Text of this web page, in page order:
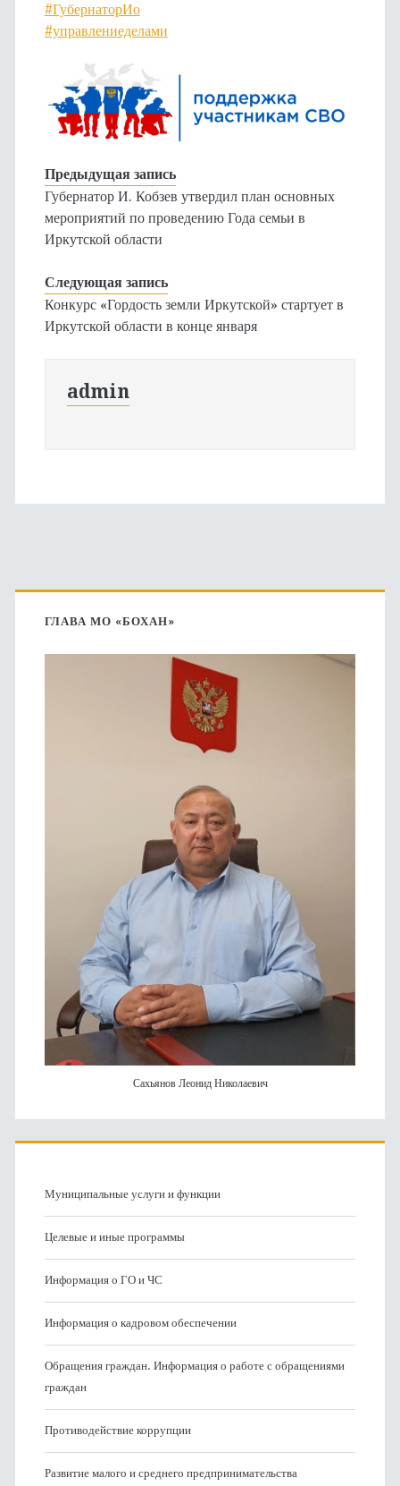
#ГубернаторИо
#управлениеделами
Предыдущая запись
Губернатор И. Кобзев утвердил план основных
мероприятий по проведению Года семьи в
Иркутской области
Следующая запись
Конкурс «Гордость земли Иркутской» стартует в
Иркутской области в конце января
admin
Основная
боковая
ГЛАВА МО «БОХАН»
Сахьянов Леонид Николаевич
Муниципальные услуги и функции
Целевые и иные программы
Информация о ГО и ЧС
Информация о кадровом обеспечении
Обращения граждан. Информация о работе с обращениями
граждан
Противодействие коррупции
Развитие малого и среднего предпринимательства